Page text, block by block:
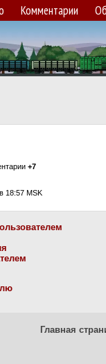
Комментарии
+7
18:57 MSK
Главная